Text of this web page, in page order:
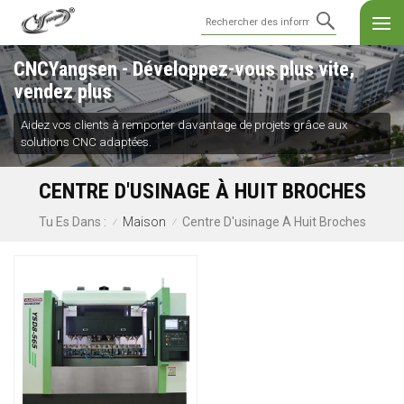
CNCYangsen - Développez-vous plus vite,
vendez plus
Aidez vos clients à remporter davantage de projets grâce aux
solutions CNC adaptées.
CENTRE D'USINAGE À HUIT BROCHES
Tu Es Dans : / Maison / Centre D'usinage À Huit Broches